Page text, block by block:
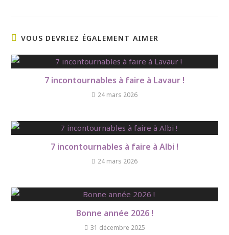
VOUS DEVRIEZ ÉGALEMENT AIMER
7 incontournables à faire à Lavaur !
24 mars 2026
7 incontournables à faire à Albi !
24 mars 2026
Bonne année 2026 !
31 décembre 2025